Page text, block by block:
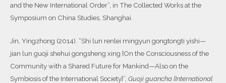
and the New International Order”, in The Collected Works at the
Symposium on China Studies, Shanghai.
Jin, Yingzhong (2014). “Shi lun renlei mingyun gongtongti yishi—
jian lun guoji shehui gongsheng xing [On the Consciousness of the
Community with a Shared Future for Mankind—Also on the
Symbiosis of the International Society]”, Guoji guancha [International